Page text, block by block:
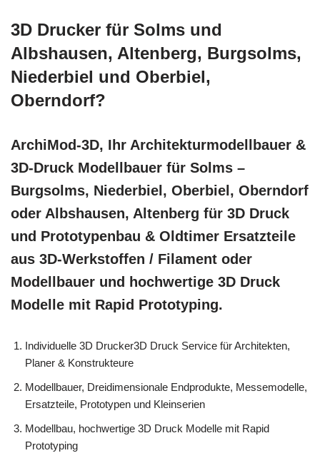
3D Drucker für Solms und
Albshausen, Altenberg, Burgsolms,
Niederbiel und Oberbiel,
Oberndorf?
ArchiMod-3D, Ihr Architekturmodellbauer &
3D-Druck Modellbauer für Solms –
Burgsolms, Niederbiel, Oberbiel, Oberndorf
oder Albshausen, Altenberg für 3D Druck
und Prototypenbau & Oldtimer Ersatzteile
aus 3D-Werkstoffen / Filament oder
Modellbauer und hochwertige 3D Druck
Modelle mit Rapid Prototyping.
Individuelle 3D Drucker3D Druck Service für Architekten,
Planer & Konstrukteure
Modellbauer, Dreidimensionale Endprodukte, Messemodelle,
Ersatzteile, Prototypen und Kleinserien
Modellbau, hochwertige 3D Druck Modelle mit Rapid
Prototyping